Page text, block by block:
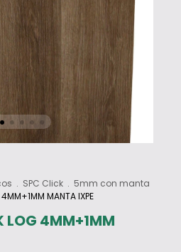
. SPC Click . 5mm con manta
MANTA IXPE
LOG 4MM+1MM